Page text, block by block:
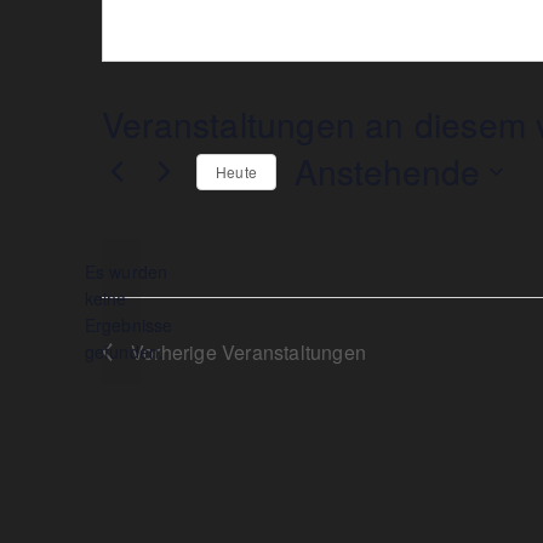
keine
gefunden.
Heute
Vorherige Veranstaltungen